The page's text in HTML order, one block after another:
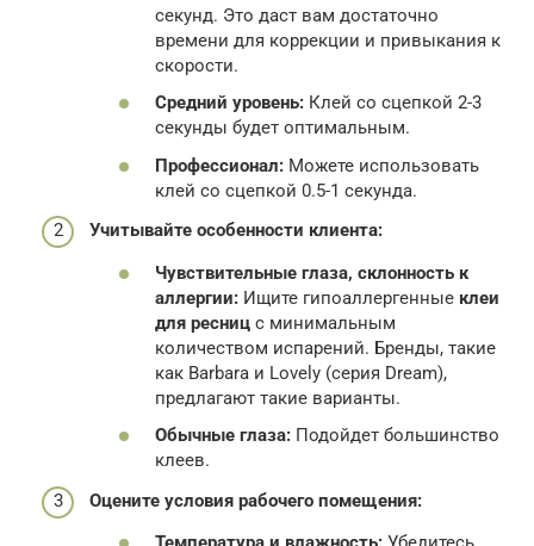
секунд. Это даст вам достаточно
времени для коррекции и привыкания к
скорости.
Средний уровень: Клей со сцепкой 2-3
секунды будет оптимальным.
Профессионал: Можете использовать
клей со сцепкой 0.5-1 секунда.
Учитывайте особенности клиента:
Чувствительные глаза, склонность к
аллергии: Ищите гипоаллергенные клеи
для ресниц с минимальным
количеством испарений. Бренды, такие
как Barbara и Lovely (серия Dream),
предлагают такие варианты.
Обычные глаза: Подойдет большинство
клеев.
Оцените условия рабочего помещения: